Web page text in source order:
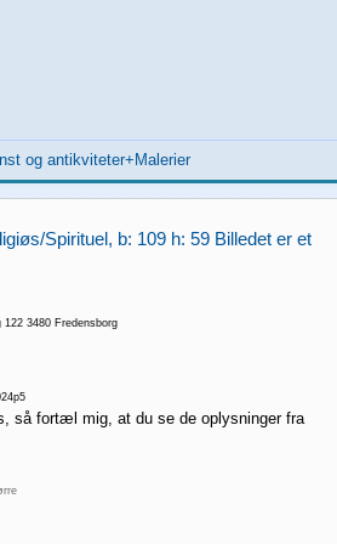
og antikviteter+Malerier
Spirituel, b: 109 h: 59 Billedet er et
3480 Fredensborg
så fortæl mig, at du se de oplysninger fra